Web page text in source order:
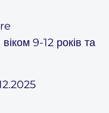
9-12 років та